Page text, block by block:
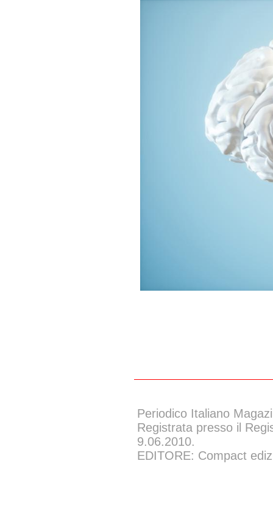
Periodico Italiano
Registrata presso il
9.06.2010.
EDITORE: Compact